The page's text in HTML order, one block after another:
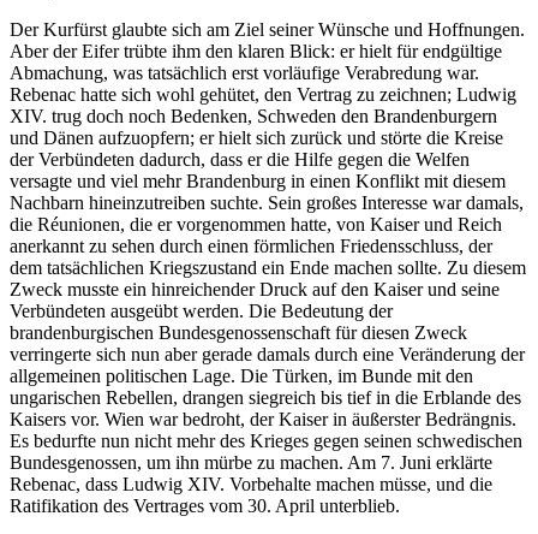
Der Kurfürst glaubte sich am Ziel seiner Wünsche und Hoffnungen.
Aber der Eifer trübte ihm den klaren Blick: er hielt für endgültige
Abmachung, was tatsächlich erst vorläufige Verabredung war.
Rebenac hatte sich wohl gehütet, den Vertrag zu zeichnen; Ludwig
XIV. trug doch noch Bedenken, Schweden den Brandenburgern
und Dänen aufzuopfern; er hielt sich zurück und störte die Kreise
der Verbündeten dadurch, dass er die Hilfe gegen die Welfen
versagte und viel mehr Brandenburg in einen Konflikt mit diesem
Nachbarn hineinzutreiben suchte. Sein großes Interesse war damals,
die Réunionen, die er vorgenommen hatte, von Kaiser und Reich
anerkannt zu sehen durch einen förmlichen Friedensschluss, der
dem tatsächlichen Kriegszustand ein Ende machen sollte. Zu diesem
Zweck musste ein hinreichender Druck auf den Kaiser und seine
Verbündeten ausgeübt werden. Die Bedeutung der
brandenburgischen Bundesgenossenschaft für diesen Zweck
verringerte sich nun aber gerade damals durch eine Veränderung der
allgemeinen politischen Lage. Die Türken, im Bunde mit den
ungarischen Rebellen, drangen siegreich bis tief in die Erblande des
Kaisers vor. Wien war bedroht, der Kaiser in äußerster Bedrängnis.
Es bedurfte nun nicht mehr des Krieges gegen seinen schwedischen
Bundesgenossen, um ihn mürbe zu machen. Am 7. Juni erklärte
Rebenac, dass Ludwig XIV. Vorbehalte machen müsse, und die
Ratifikation des Vertrages vom 30. April unterblieb.